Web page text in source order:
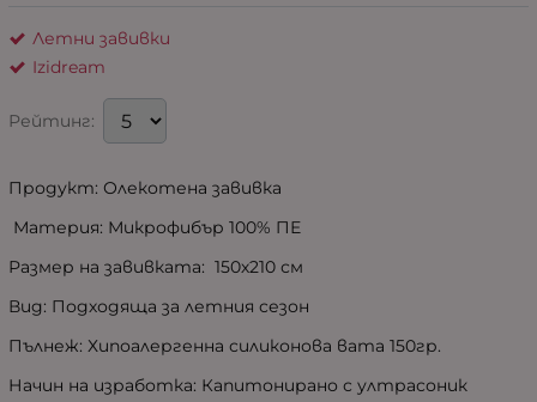
Летни завивки
Izidream
Рейтинг:
Продукт: Олекотена завивка
Материя: Микрофибър 100% ПЕ
Размер на завивката: 150х210 см
Вид: Подходяща за летния сезон
Пълнеж: Хипоалергенна силиконова вата 150гр.
Начин на изработка: Капитонирано с ултрасоник